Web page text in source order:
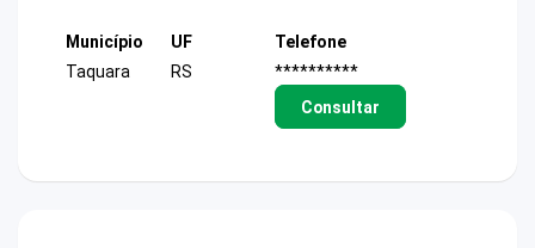
Município
Taquara
UF
RS
Telefone
**********
Consultar